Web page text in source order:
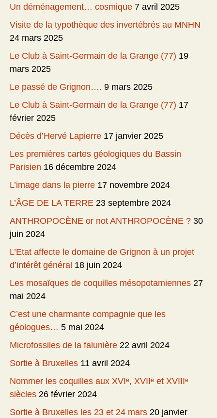
Un déménagement… cosmique 7 avril 2025
Visite de la typothèque des invertébrés au MNHN
24 mars 2025
Le Club à Saint-Germain de la Grange (77) 19
mars 2025
Le passé de Grignon…. 9 mars 2025
Le Club à Saint-Germain de la Grange (77) 17
février 2025
Décès d’Hervé Lapierre 17 janvier 2025
Les premières cartes géologiques du Bassin
Parisien 16 décembre 2024
L’image dans la pierre 17 novembre 2024
L’ÂGE DE LA TERRE 23 septembre 2024
ANTHROPOCÈNE or not ANTHROPOCÈNE ? 30
juin 2024
L’Etat affecte le domaine de Grignon à un projet
d’intérêt général 18 juin 2024
Les mosaïques de coquilles mésopotamiennes 27
mai 2024
C’est une charmante compagnie que les
géologues… 5 mai 2024
Microfossiles de la falunière 22 avril 2024
Sortie à Bruxelles 11 avril 2024
Nommer les coquilles aux XVIᵉ, XVIIᵉ et XVIIIᵉ
siècles 26 février 2024
Sortie à Bruxelles les 23 et 24 mars 20 janvier